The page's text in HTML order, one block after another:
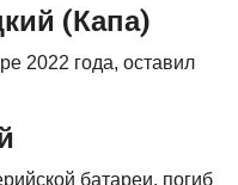
(Капа)
2022 года, оставил
батареи, погиб